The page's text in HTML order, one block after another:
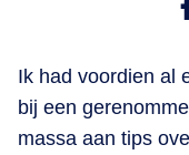
Ik had voordien al
bij een
massa aan tips